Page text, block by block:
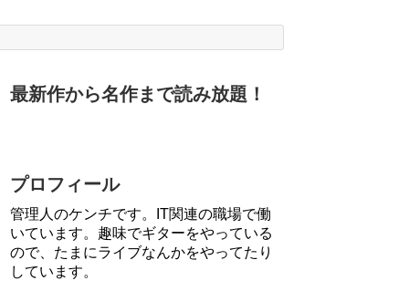
最新作から名作まで読み放題！
プロフィール
管理人のケンチです。IT関連の職場で働
いています。趣味でギターをやっている
ので、たまにライブなんかをやってたり
しています。